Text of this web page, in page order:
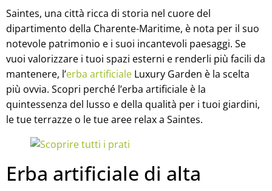
Saintes, una città ricca di storia nel cuore del
dipartimento della Charente-Maritime, è nota per il suo
notevole patrimonio e i suoi incantevoli paesaggi. Se
vuoi valorizzare i tuoi spazi esterni e renderli più facili da
mantenere, l’erba artificiale Luxury Garden è la scelta
più ovvia. Scopri perché l’erba artificiale è la
quintessenza del lusso e della qualità per i tuoi giardini,
le tue terrazze o le tue aree relax a Saintes.
Erba artificiale di alta